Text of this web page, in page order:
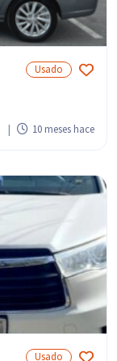
Usado
10 meses hace
Usado